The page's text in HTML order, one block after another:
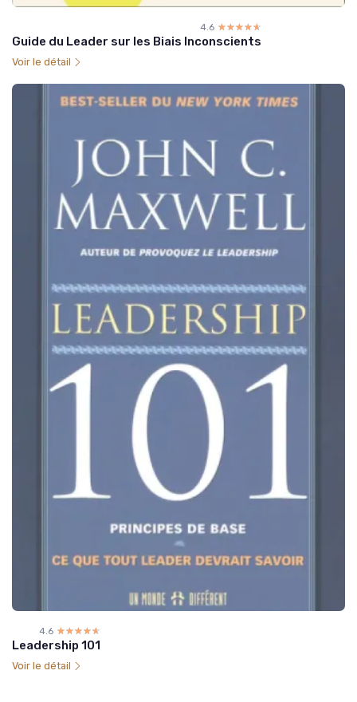
4.6 ☆☆☆☆☆
★★★★★
Guide du Leader sur les Biais Inconscients
Voir le détail
4.6 ☆☆☆☆☆
★★★★★
Leadership 101
Voir le détail